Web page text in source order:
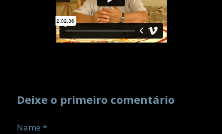
Deixe o primeiro comentário
Name *